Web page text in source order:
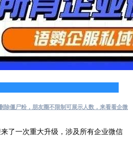
除僵尸粉，朋友圈不限制可展示人数，来看看企微
了一次重大升级，涉及所有企业微信